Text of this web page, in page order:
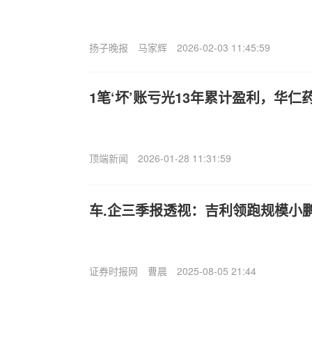
扬子晚报 马家辉 2026-02-03 11:45:59
1笔‘坏’账亏光13年累计盈利，华仁
顶端新闻 2026-01-28 11:31:59
车.企三季报透视：吉利领跑规模小
证券时报网 曹晨 2025-08-05 21:44